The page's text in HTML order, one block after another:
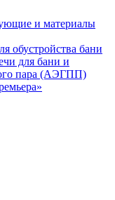
и материалы
обустройства бани
для бани и
пара (АЭГПП)